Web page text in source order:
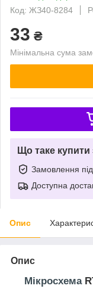
Код: ЖЗ40-8284
33 ₴
Мінімальна сума
Що таке
Замовлення
Доступна
Опис
Опис
Мікросхема